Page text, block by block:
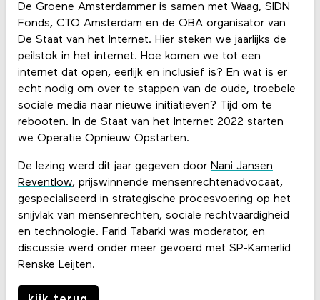
De Groene Amsterdammer is samen met Waag, SIDN
Fonds, CTO Amsterdam en de OBA organisator van
De Staat van het Internet. Hier steken we jaarlijks de
peilstok in het internet. Hoe komen we tot een
internet dat open, eerlijk en inclusief is? En wat is er
echt nodig om over te stappen van de oude, troebele
sociale media naar nieuwe initiatieven? Tijd om te
rebooten. In de Staat van het Internet 2022 starten
we Operatie Opnieuw Opstarten.
De lezing werd dit jaar gegeven door Nani Jansen
Reventlow, prijswinnende mensenrechtenadvocaat,
gespecialiseerd in strategische procesvoering op het
snijvlak van mensenrechten, sociale rechtvaardigheid
en technologie. Farid Tabarki was moderator, en
discussie werd onder meer gevoerd met SP-Kamerlid
Renske Leijten.